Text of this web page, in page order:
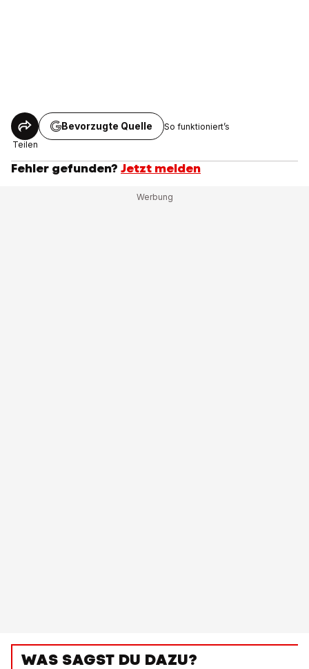
Teilen
Bevorzugte Quelle So funktioniert’s
Fehler gefunden? Jetzt melden
WAS SAGST DU DAZU?